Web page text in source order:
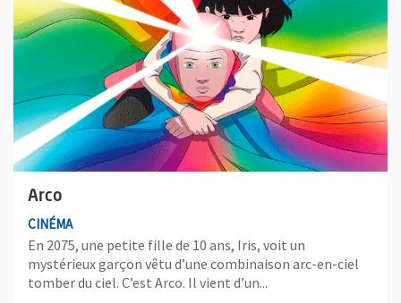
Arco
CINÉMA
En 2075, une petite fille de 10 ans, Iris, voit un
mystérieux garçon vêtu d’une combinaison arc-en-ciel
tomber du ciel. C’est Arco. Il vient d’un...